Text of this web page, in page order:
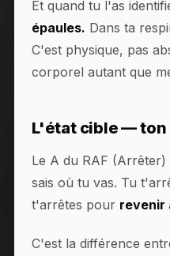
Et quand tu l'as
épaules. Dans ta
C'est physique, pas
corporel autant que
L'état cible — ton
Le A du RAF
sais où tu vas. Tu
t'arrêtes pour revenir
C'est la différence